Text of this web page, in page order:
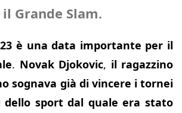
Grande Slam.
è una data importante per il
. Novak Djokovic, il ragazzino
sognava già di vincere i tornei
dello sport dal quale era stato